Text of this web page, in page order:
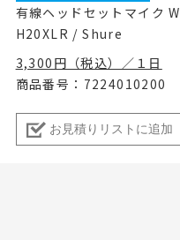
有線ヘッドセットマイク W
H20XLR / Shure
3,300円（税込）／１日
商品番号：7224010200
お見積りリストに追加